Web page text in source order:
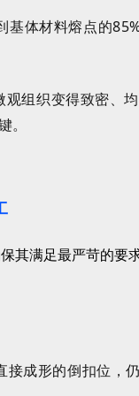
体材料熔点的
组织变得致密、
其满足最严苛的要求
成形的倒扣位，